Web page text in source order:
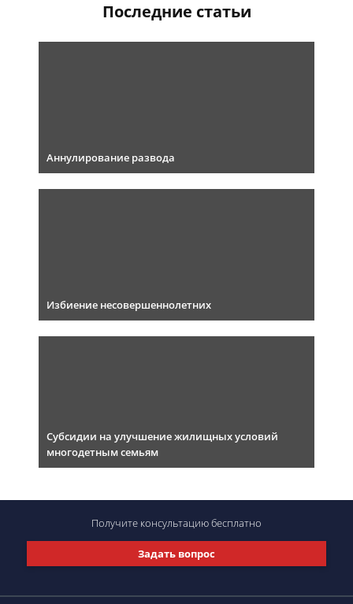
Последние статьи
Аннулирование развода
Избиение несовершеннолетних
Субсидии на улучшение жилищных условий
многодетным семьям
Задать вопрос
Получите консультациюбесплатно